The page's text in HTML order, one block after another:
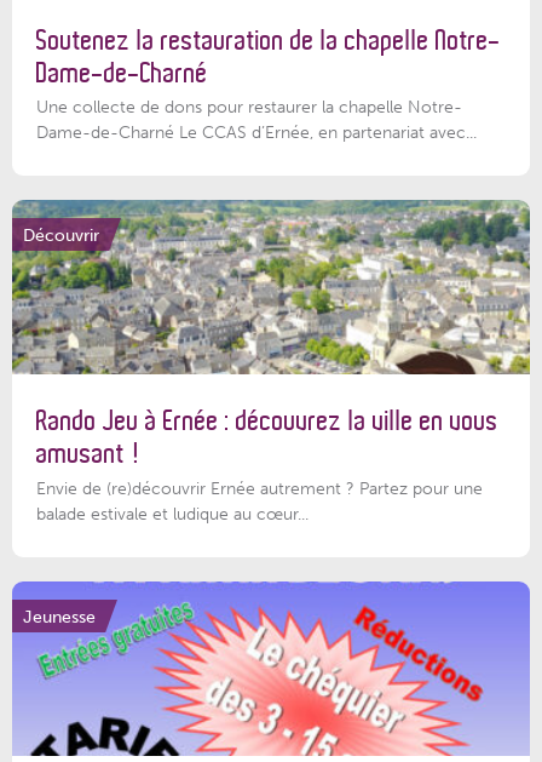
Soutenez la restauration de la chapelle Notre-
Dame-de-Charné
Une collecte de dons pour restaurer la chapelle Notre-
Dame-de-Charné Le CCAS d’Ernée, en partenariat avec...
Découvrir
Rando Jeu à Ernée : découvrez la ville en vous
amusant !
Envie de (re)découvrir Ernée autrement ? Partez pour une
balade estivale et ludique au cœur...
Jeunesse